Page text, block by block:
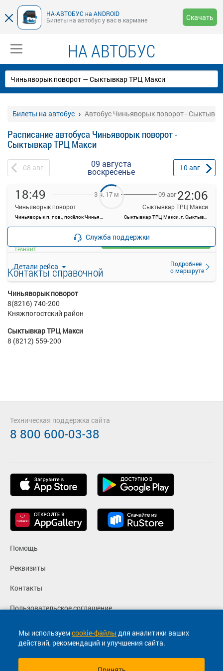
НА-АВТОБУС на ANDROID
Билеты на автобус у вас в кармане
Скачать
НА АВТОБУС
Билеты на автобус Автобус Чиньяворык поворот -
Расписание автобуса Чиньяворык поворот -
Сыктывкар ТРЦ Макси
08 авг 09 августа
воскресенье 10авг
18:49
Чиньяворык поворот
Чиньяворык п. пов., посёлок Чиньяворык, Россия
3 ч. 17 м 09 авг22:06
Сыктывкар ТРЦ Макси
Сыктывкар ТРЦ Макси, г. Сыктывкар: Октябрьский проспект 141
Детали рейса
Подробнее
о маршруте
—
ТРАНЗИТ
Загрузить цену
Служба поддержки
Контакты справочной
Чиньяворык поворот
8(8216) 740-200
Княжпогостский район
Сыктывкар ТРЦ Макси
8 (8212) 559-200
Мы используемcookie-файлы для аналитики ваших
действий, рекомендаций и улучшения сайта.
Помощь
Реквизиты
Контакты
Пользовательское соглашение
Политика конфиденциальности
Согласие на маркетинговые сообщения
Техническая поддержка сайта
8 800 600-03-38